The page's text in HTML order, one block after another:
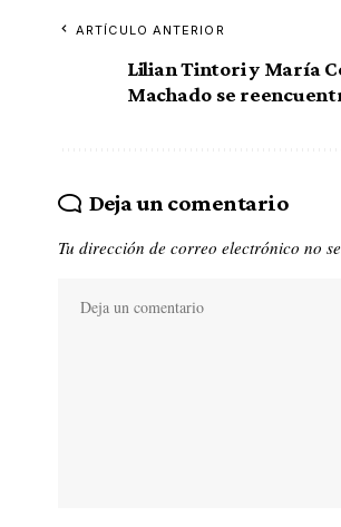
ARTÍCULO ANTERIOR
Lilian Tintori y María
Machado se
Deja un comentario
Tu dirección de correo electrónico no